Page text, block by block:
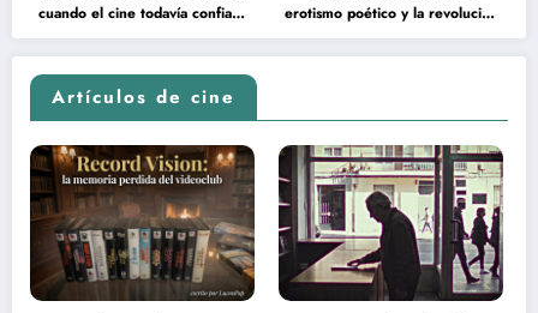
cuando el cine todavía confiaba
en la inteligencia del espectador
erotismo poético y la revolución
psicodélica de Jean Rollin
Artículos de cine